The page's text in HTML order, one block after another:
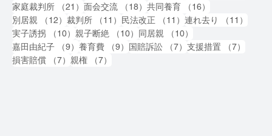
家庭裁判所
（21） 21件の記事
面会交流 （18） 18件の記事
共同養育 （16）
別居親
（12） 12件の記事
裁判所 （11） 11件の記事
民法改正 （11） 11件の記事
連れ去り （11）
実子誘拐
（10） 10件の記事
親子断絶 （10） 10件の記事
同居親 （10）
嘉田由紀子
（9） 9件の記事
養育費 （9） 9件の記事
国賠訴訟 （7） 7件の記事
支援措置 （7）
損害賠償
（7） 7件の記事
親権 （7）